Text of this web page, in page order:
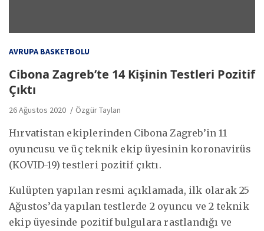
AVRUPA BASKETBOLU
Cibona Zagreb’te 14 Kişinin Testleri Pozitif
Çıktı
26 Ağustos 2020 Özgür Taylan
Hırvatistan ekiplerinden Cibona Zagreb’in 11
oyuncusu ve üç teknik ekip üyesinin koronavirüs
(KOVID-19) testleri pozitif çıktı.
Kulüpten yapılan resmi açıklamada, ilk olarak 25
Ağustos’da yapılan testlerde 2 oyuncu ve 2 teknik
ekip üyesinde pozitif bulgulara rastlandığı ve